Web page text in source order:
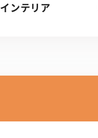
インテリア